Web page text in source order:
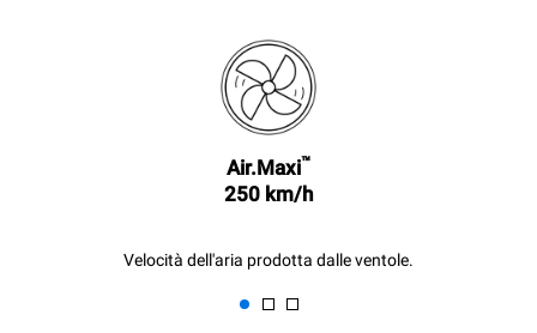
rinnovabili.
Stima calcolata ipotizzando un
giorni/anno) del forno:
6 carichi leggeri di polli
arrosto (20% di carico)
3 pieni carichi di cotture al
2 ore di forno vuoto in
Stima calcolata ipotizzando i
seguenti lavaggi settimanali (42
1 lavaggio medio
Air.Maxi™
250 km/h
Velocità dell'aria prodotta dalle ventole.